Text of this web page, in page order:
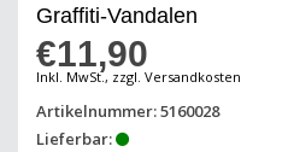
Graffiti-Vandalen
€11,90
Inkl. MwSt., zzgl. Versandkosten
Artikelnummer: 5160028
Lieferbar: